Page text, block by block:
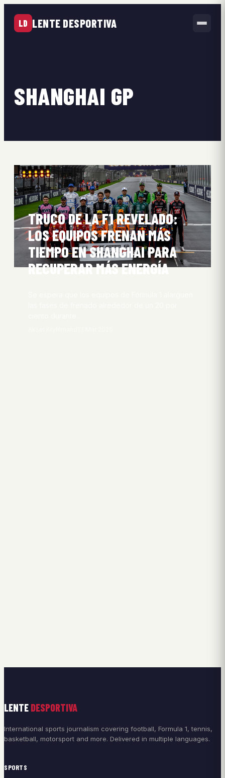
LD LENTE DESPORTIVA
SHANGHAI GP
TRUCO DE LA F1 REVELADO:
LOS EQUIPOS FRENAN MÁS
TIEMPO EN SHANGHAI PARA
RECUPERAR MÁS ENERGÍA
LENTE DESPORTIVA
International sports journalism covering football, Formula 1, tennis,
basketball, motorsport and more. Delivered in multiple languages.
SPORTS